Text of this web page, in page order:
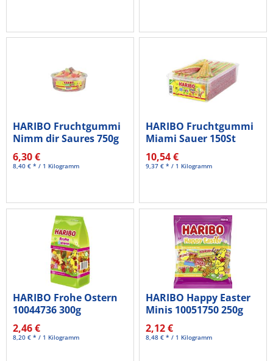
HARIBO Fruchtgummi
Nimm dir Saures 750g
6,30 €
8,40 € * / 1 Kilogramm
HARIBO Fruchtgummi
Miami Sauer 150St
10,54 €
9,37 € * / 1 Kilogramm
HARIBO Frohe Ostern
10044736 300g
2,46 €
8,20 € * / 1 Kilogramm
HARIBO Happy Easter
Minis 10051750 250g
2,12 €
8,48 € * / 1 Kilogramm